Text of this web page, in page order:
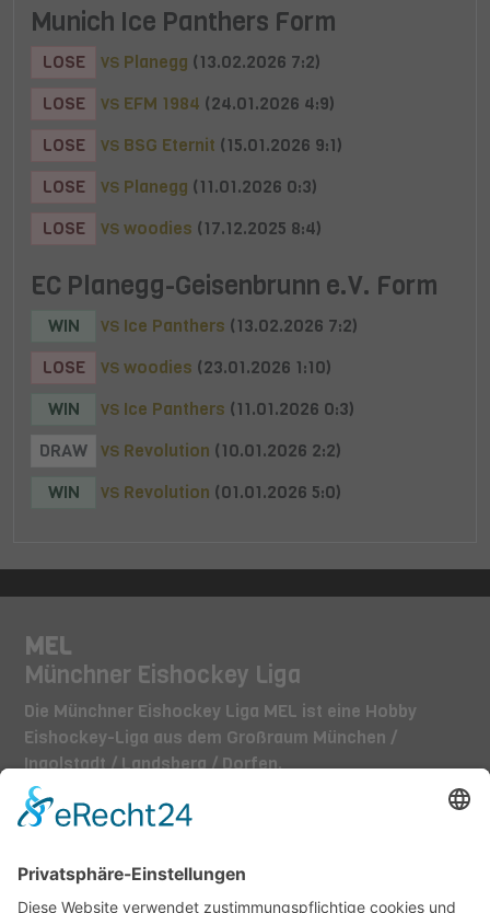
Munich Ice Panthers Form
LOSE VS Planegg (13.02.2026 7:2)
LOSE
VS EFM 1984 (24.01.2026 4:9)
LOSE
VS BSG Eternit (15.01.2026 9:1)
LOSE
VS Planegg (11.01.2026 0:3)
LOSE
VS woodies (17.12.2025 8:4)
EC Planegg-Geisenbrunn e.V. Form
WIN VS Ice Panthers (13.02.2026 7:2)
LOSE
VS woodies (23.01.2026 1:10)
WIN
VS Ice Panthers (11.01.2026 0:3)
DRAW
VS Revolution (10.01.2026 2:2)
WIN
VS Revolution (01.01.2026 5:0)
MEL
Münchner Eishockey Liga
Die Münchner Eishockey Liga MEL ist eine Hobby
Eishockey-Liga aus dem Großraum München /
Ingolstadt / Landsberg / Dorfen.